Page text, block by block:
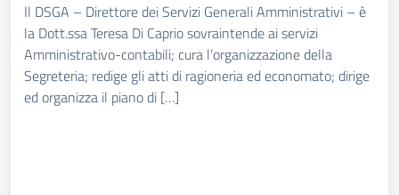
Il DSGA – Direttore dei Servizi Generali Amministrativi – è
la Dott.ssa Teresa Di Caprio sovraintende ai servizi
Amministrativo-contabili; cura l’organizzazione della
Segreteria; redige gli atti di ragioneria ed economato; dirige
ed organizza il piano di […]